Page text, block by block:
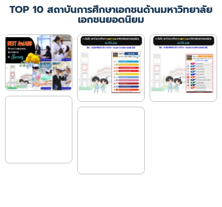
(ปีการศึกษา 2564 - 2567)
เพิ่มเติม
TOP 10 สถาบันการศึกษาเอกชนด้านมหาวิทยาลัย
เอกชนยอดนิยม